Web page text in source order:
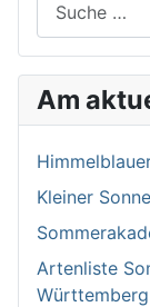
Am
Kleiner
Artenliste
Württemberg